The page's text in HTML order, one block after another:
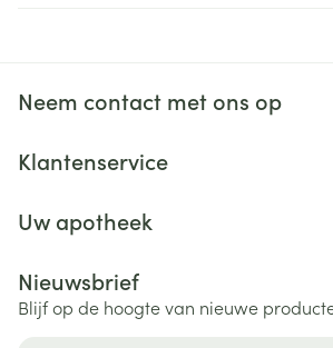
Neem contact met ons op
Klantenservice
Uw apotheek
Nieuwsbrief
Blijf op de hoogte van nieuwe